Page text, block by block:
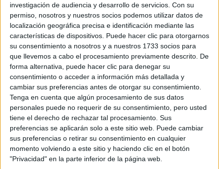
investigación de audiencia y desarrollo de servicios. Con su
permiso, nosotros y nuestros socios podemos utilizar datos de
localización geográfica precisa e identificación mediante las
características de dispositivos. Puede hacer clic para otorgarnos
su consentimiento a nosotros y a nuestros 1733 socios para
que llevemos a cabo el procesamiento previamente descrito. De
forma alternativa, puede hacer clic para denegar su
consentimiento o acceder a información más detallada y
cambiar sus preferencias antes de otorgar su consentimiento.
Tenga en cuenta que algún procesamiento de sus datos
personales puede no requerir de su consentimiento, pero usted
tiene el derecho de rechazar tal procesamiento. Sus
preferencias se aplicarán solo a este sitio web. Puede cambiar
sus preferencias o retirar su consentimiento en cualquier
momento volviendo a este sitio y haciendo clic en el botón
"Privacidad" en la parte inferior de la página web.
Alicante(5)
Almería(1)
Asturias(2)
Ávila(1)
Barcelona(7)
Badajoz(1)
Burgos(1)
A Coruña(1)
Córdoba (3)
Ciudad Real(1)
Cádiz(1)
Granada(1)
Girona(1)
Guipúzcoa
(1)
Illes Balears
(1)
León(1)
Madrid(4)